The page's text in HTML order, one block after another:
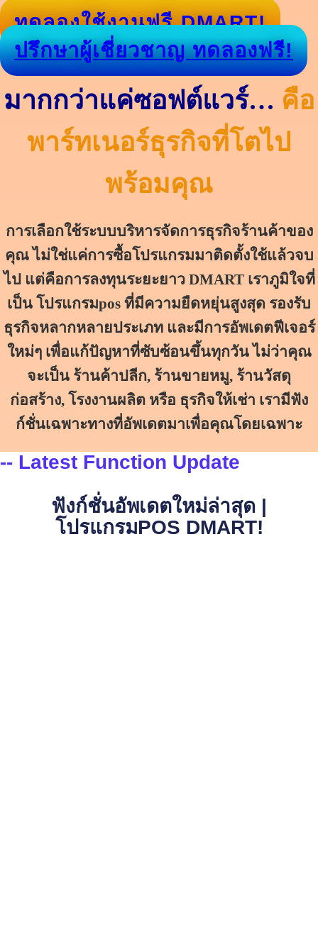
ทดลองใช้งานฟรี DMART!
ปรึกษาผู้เชี่ยวชาญ ทดลองฟรี!
มากกว่าแค่ซอฟต์แวร์… คือ
พาร์ทเนอร์ธุรกิจที่โตไป
พร้อมคุณ
การเลือกใช้ระบบบริหารจัดการธุรกิจร้านค้าของ
คุณ ไม่ใช่แค่การซื้อโปรแกรมมาติดตั้งใช้แล้วจบ
ไป แต่คือการลงทุนระยะยาว DMART เราภูมิใจที่
เป็น โปรแกรมpos ที่มีความยืดหยุ่นสูงสุด รองรับ
ธุรกิจหลากหลายประเภท และมีการอัพเดตฟีเจอร์
ใหม่ๆ เพื่อแก้ปัญหาที่ซับซ้อนขึ้นทุกวัน ไม่ว่าคุณ
จะเป็น ร้านค้าปลีก, ร้านขายหมู, ร้านวัสดุ
ก่อสร้าง, โรงงานผลิต หรือ ธุรกิจให้เช่า เรามีฟัง
ก์ชั่นเฉพาะทางที่อัพเดตมาเพื่อคุณโดยเฉพาะ
-- Latest Function Update
ฟังก์ชั่นอัพเดตใหม่ล่าสุด |
โปรแกรมPOS DMART!